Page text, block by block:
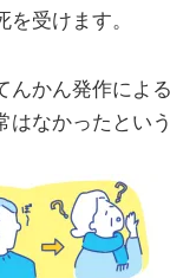
受けます。
んかん発作によ
なかったという